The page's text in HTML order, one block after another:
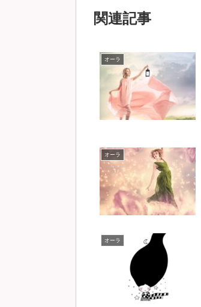
関連記事
オーラ
オーラ
オーラ